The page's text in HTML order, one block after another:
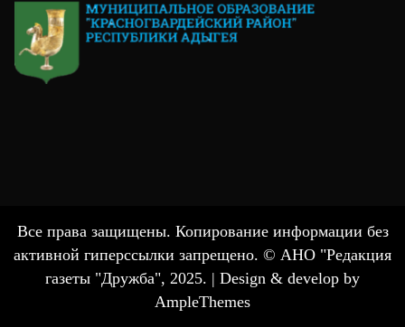
Все права защищены. Копирование информации без
активной гиперссылки запрещено. © АНО "Редакция
газеты "Дружба", 2025. | Design & develop by
AmpleThemes